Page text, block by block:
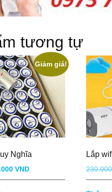
tương tự
Giảm giá!
Nghĩa
VNDGiá
hiện
Lắp